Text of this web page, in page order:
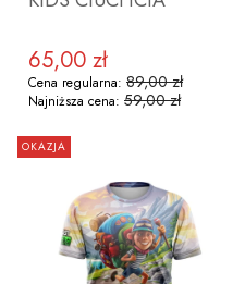
Cena promocyjna
65,00 zł
Cena regularna: 89,00 zł
Najniższa cena: 59,00 zł
OKAZJA